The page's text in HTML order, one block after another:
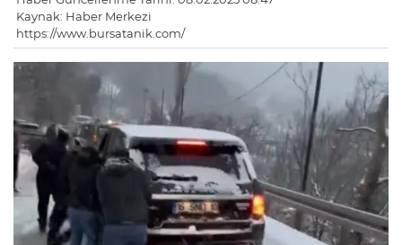
Kaynak: Haber Merkezi
https://www.bursatanik.com/